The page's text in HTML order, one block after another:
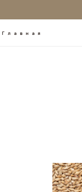
Главная